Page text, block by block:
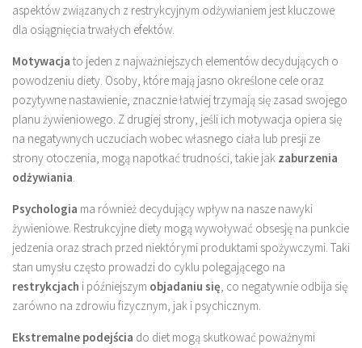
aspektów związanych z restrykcyjnym odżywianiem jest kluczowe
dla osiągnięcia trwałych efektów.
Motywacja to jeden z najważniejszych elementów decydujących o
powodzeniu diety. Osoby, które mają jasno określone cele oraz
pozytywne nastawienie, znacznie łatwiej trzymają się zasad swojego
planu żywieniowego. Z drugiej strony, jeśli ich motywacja opiera się
na negatywnych uczuciach wobec własnego ciała lub presji ze
strony otoczenia, mogą napotkać trudności, takie jak zaburzenia
odżywiania.
Psychologia ma również decydujący wpływ na nasze nawyki
żywieniowe. Restrukcyjne diety mogą wywoływać obsesję na punkcie
jedzenia oraz strach przed niektórymi produktami spożywczymi. Taki
stan umysłu często prowadzi do cyklu polegającego na
restrykcjach i późniejszym objadaniu się, co negatywnie odbija się
zarówno na zdrowiu fizycznym, jak i psychicznym.
Ekstremalne podejścia do diet mogą skutkować poważnymi